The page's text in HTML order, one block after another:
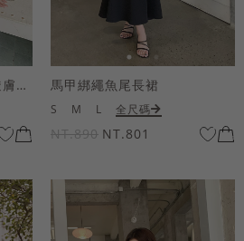
兩件式-肩可調混色背心透膚上衣套組 馬甲綁繩魚尾長裙
S M L 全尺碼
NT.890 NT.801